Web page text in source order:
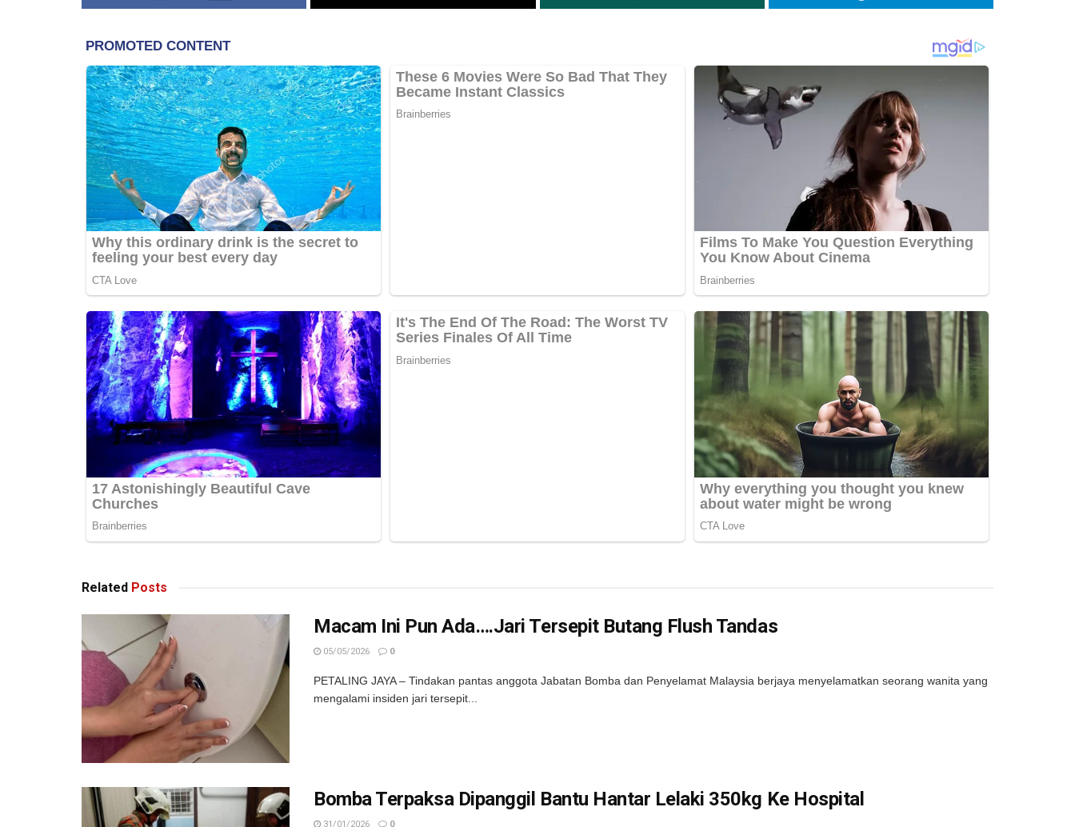
Related Posts
Macam Ini Pun Ada….Jari Tersepit Butang Flush Tandas
05/05/2026 0
PETALING JAYA – Tindakan pantas anggota Jabatan Bomba dan Penyelamat Malaysia berjaya menyelamatkan seorang wanita yang
mengalami insiden jari tersepit...
Bomba Terpaksa Dipanggil Bantu Hantar Lelaki 350kg Ke Hospital
31/01/2026 0